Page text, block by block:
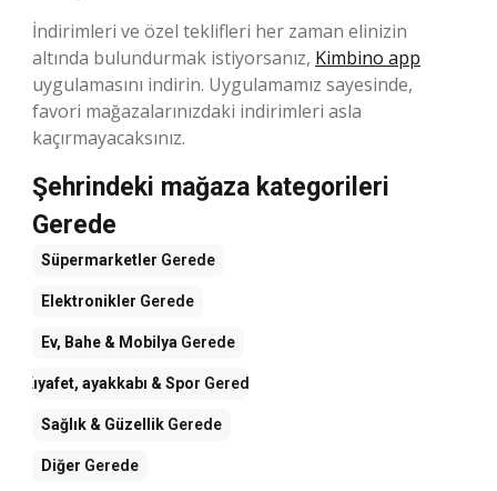
İndirimleri ve özel teklifleri her zaman elinizin
altında bulundurmak istiyorsanız, Kimbino app
uygulamasını indirin. Uygulamamız sayesinde,
favori mağazalarınızdaki indirimleri asla
kaçırmayacaksınız.
Şehrindeki mağaza kategorileri
Gerede
Süpermarketler Gerede
Elektronikler Gerede
Ev, Bahe & Mobilya Gerede
Kıyafet, ayakkabı & Spor Gerede
Sağlık & Güzellik Gerede
Diğer Gerede